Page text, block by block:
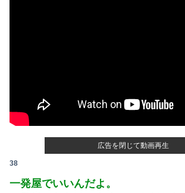
38
一発屋でいいんだよ。
広告を閉じて動画再生